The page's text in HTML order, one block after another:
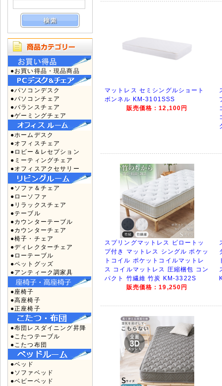
●お買い得品・現品商品
●パソコンデスク
●パソコンチェア
●バランスチェア
●ゲーミングチェア
●ホームデスク
●オフィスチェア
●ロビー＆レセプション
●ミーティングチェア
●オフィスアクセサリー
●ソファ＆チェア
●ローソファ
●リラックスチェア
●テーブル
●カウンターテーブル
●カウンターチェア
●椅子・チェア
●ディレクターチェア
●ローテーブル
●ペットグッズ
●アンティーク調家具
●座椅子
●高座椅子
●正座椅子
●布団レスダイニング昇降
●こたつテーブル
●こたつ布団
●ベッド
●ソファベッド
●ベビーベッド
マットレス セミシングルショート
ボンネル KM-3101SSS
販売価格：12,100円
スプリングマットレス ピロートッ
プ付き マットレス シングル ポケッ
トコイル ポケットコイルマットレ
ス コイルマットレス 圧縮梱包 コン
パクト 竹繊維 竹炭 KM-3322S
販売価格：19,250円